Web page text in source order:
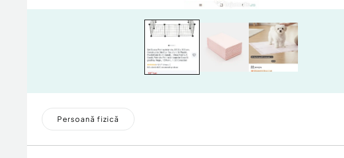
Persoană fizică